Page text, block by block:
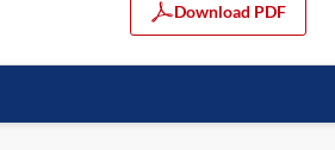
Download PDF